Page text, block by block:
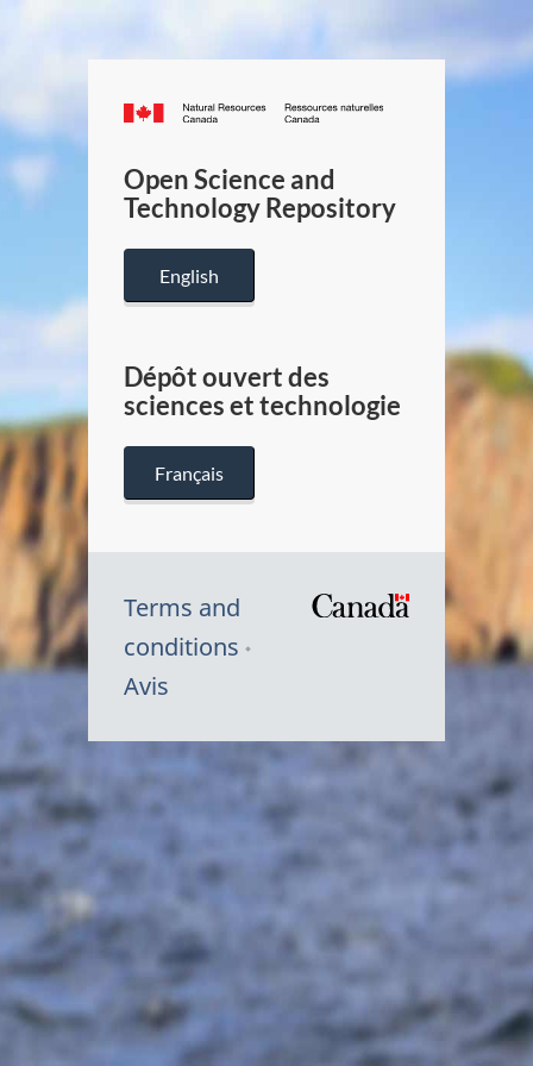
Canada.ca
/
Canada
Open Science and
Technology Repository
English
Dépôt ouvert des
sciences et technologie
Français
Terms and
conditions
Avis
Symbole
Canada